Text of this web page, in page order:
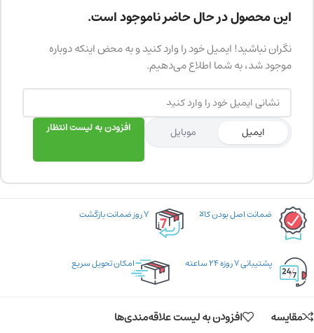
این محصول در حال حاضر ناموجود است.
نگران نباشید! ایمیل خود را وارد کنید و به محض اینکه دوباره
موجود شد، به شما اطلاع می‌دهیم.
ایمیل موبایل افزودن به لیست انتظار
ضمانت اصل بودن کالا ۷ روز ضمانت بازگشت
پشتیبانی ۷ روزه ۲۴ ساعته امکان تحویل سریع
مقایسه افزودن به لیست علاقه‌مندی‌ها